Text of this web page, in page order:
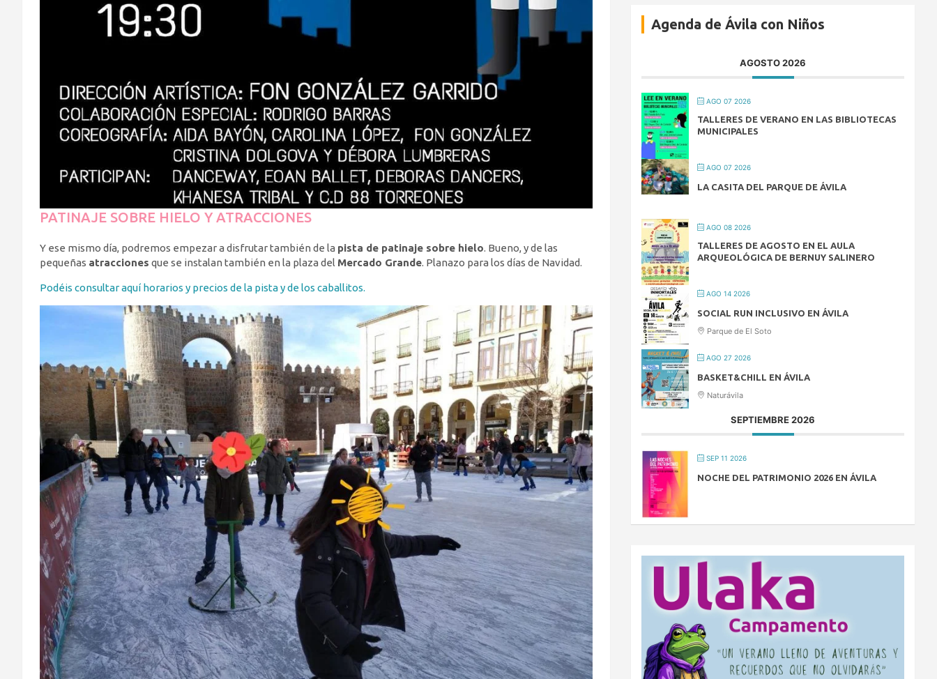
PATINAJE SOBRE HIELO Y ATRACCIONES
Y ese mismo día, podremos empezar a disfrutar también de la pista de patinaje sobre hielo. Bueno, y de las
pequeñas atracciones que se instalan también en la plaza del Mercado Grande. Planazo para los días de Navidad.
Podéis consultar aquí horarios y precios de la pista y de los caballitos.
Agenda de Ávila con Niños
AGOSTO 2026
AGO 07 2026
TALLERES DE VERANO EN LAS BIBLIOTECAS
MUNICIPALES
AGO 07 2026
LA CASITA DEL PARQUE DE ÁVILA
AGO 08 2026
TALLERES DE AGOSTO EN EL AULA
ARQUEOLÓGICA DE BERNUY SALINERO
AGO 14 2026
SOCIAL RUN INCLUSIVO EN ÁVILA
Parque de El Soto
AGO 27 2026
BASKET&CHILL EN ÁVILA
Naturávila
SEPTIEMBRE 2026
SEP 11 2026
NOCHE DEL PATRIMONIO 2026 EN ÁVILA